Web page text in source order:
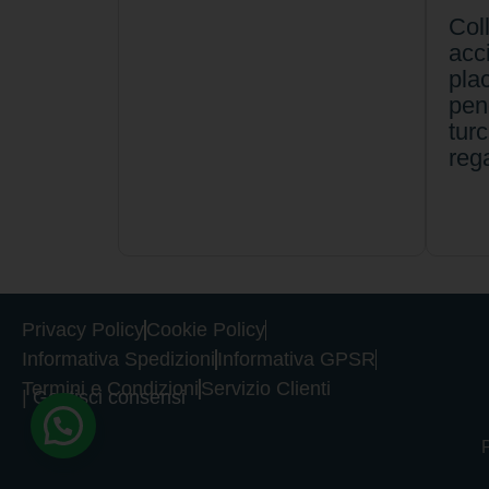
Privacy PolicyCookie Policy
Informativa Spedizioni Informativa GPSR
Termini e Condizioni Servizio Clienti
| Gestisci consensi